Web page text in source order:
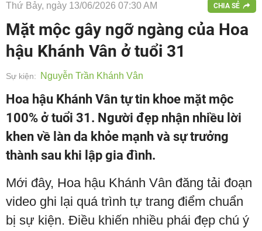
Thứ Bảy, ngày 13/06/2026 07:30 AM CHIA SẺ
Mặt mộc gây ngỡ ngàng của Hoa
hậu Khánh Vân ở tuổi 31
Sự kiện: Nguyễn Trần Khánh Vân
Hoa hậu Khánh Vân tự tin khoe mặt mộc
100% ở tuổi 31. Người đẹp nhận nhiều lời
khen về làn da khỏe mạnh và sự trưởng
thành sau khi lập gia đình.
Mới đây, Hoa hậu Khánh Vân đăng tải đoạn
video ghi lại quá trình tự trang điểm chuẩn
bị sự kiện. Điều khiến nhiều phái đẹp chú ý